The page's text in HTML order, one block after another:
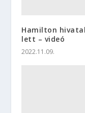
Hamilton
lett – videó
2022.11.09.